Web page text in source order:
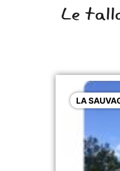
Le
LA